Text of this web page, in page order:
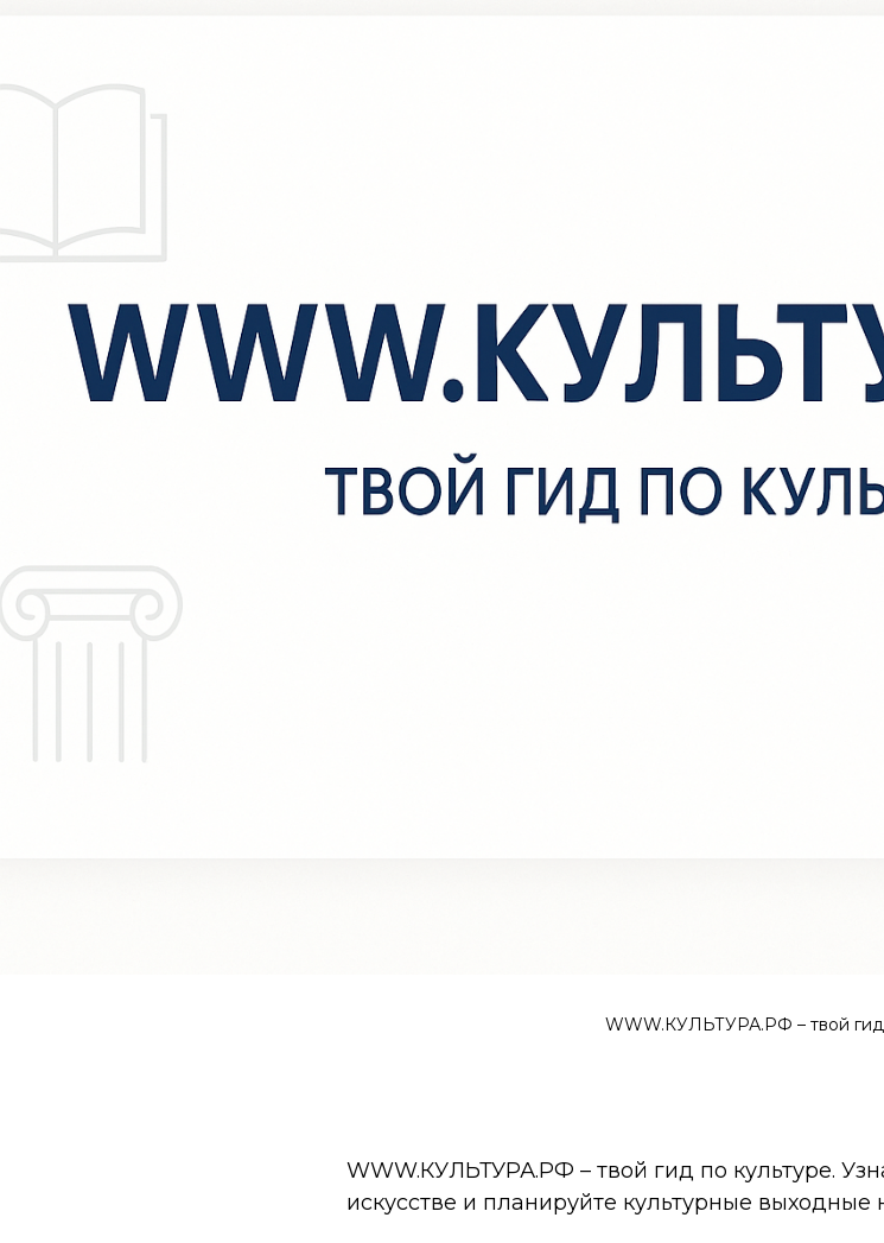
WWW.КУЛЬТУРА.РФ – твой гид
WWW.КУЛЬТУРА.РФ – твой гид по культуре.
искусстве и планируйте культурные выходные